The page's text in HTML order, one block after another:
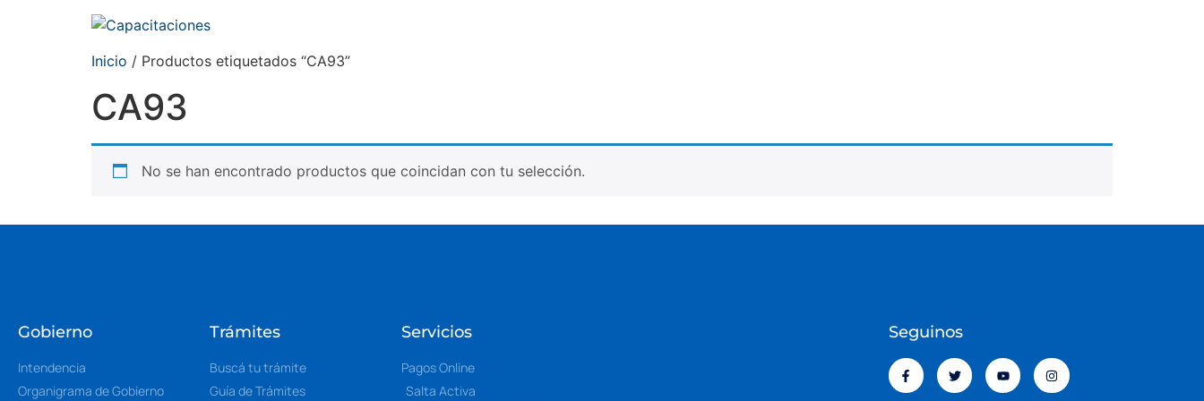
Inicio / Productos etiquetados “CA93”
CA93
No se han encontrado productos que coincidan con tu selección.
Gobierno
Intendencia
Organigrama de Gobierno
Trámites
Buscá tu trámite
Guía de Trámites
Servicios
Pagos Online
Salta Activa
Seguinos